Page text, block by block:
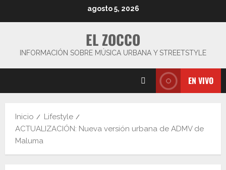
agosto 5, 2026
EL ZOCCO
INFORMACIÓN SOBRE MÚSICA URBANA Y STREETSTYLE
EN VIVO
Inicio
Lifestyle
ACTUALIZACIÓN: Nueva versión urbana de ADMV de
Maluma